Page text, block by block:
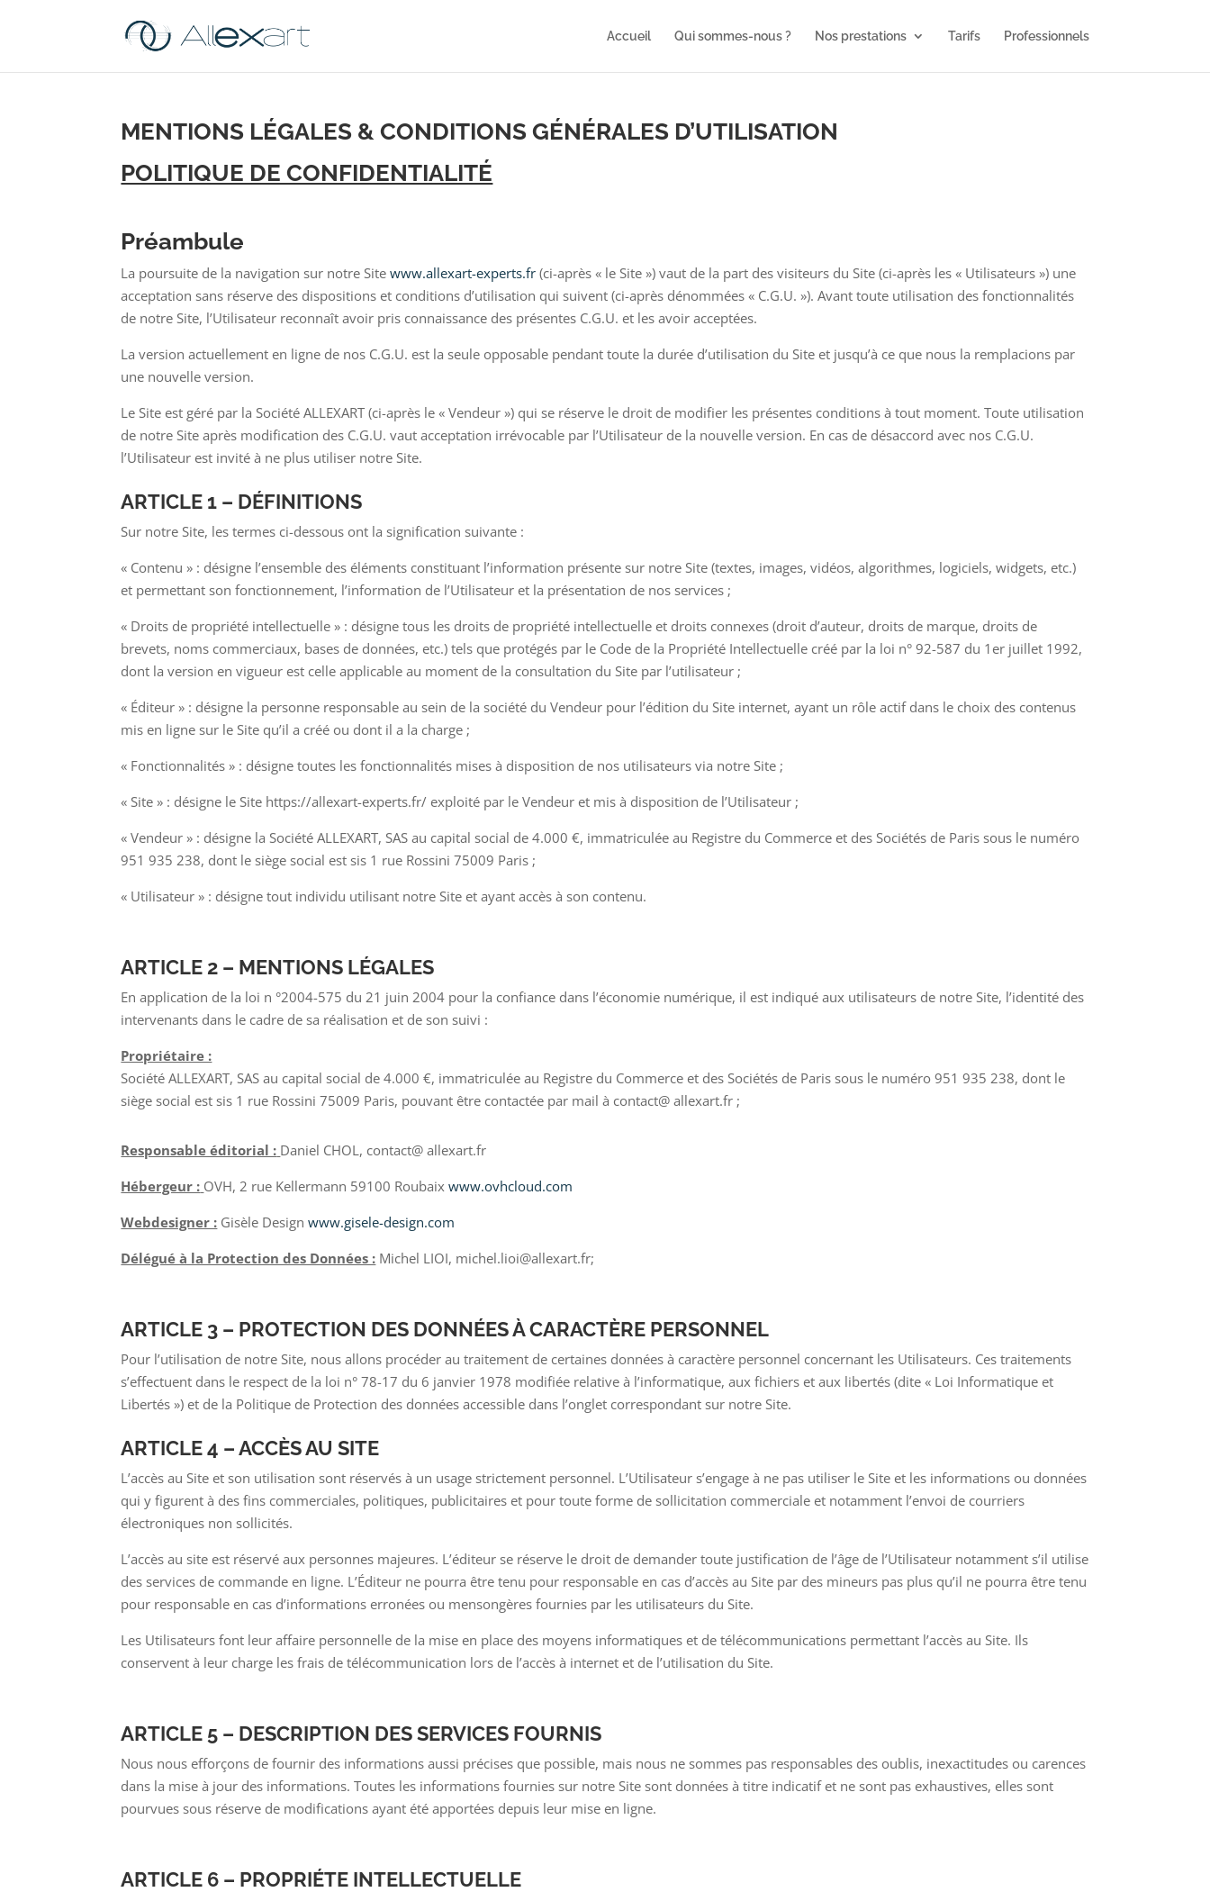
Accueil Qui sommes-nous ? Nos prestations Tarifs Professionnels
MENTIONS LÉGALES & CONDITIONS GÉNÉRALES D’UTILISATION
POLITIQUE DE CONFIDENTIALITÉ
Préambule
La poursuite de la navigation sur notre Sitewww.allexart-experts.fr (ci-après « le Site ») vaut de la part des visiteurs du Site (ci-après les « Utilisateurs ») une
acceptation sans réserve des dispositions et conditions d’utilisation qui suivent (ci-après dénommées « C.G.U. »). Avant toute utilisation des fonctionnalités
de notre Site, l’Utilisateur reconnaît avoir pris connaissance des présentes C.G.U. et les avoir acceptées.
La version actuellement en ligne de nos C.G.U. est la seule opposable pendant toute la durée d’utilisation du Site et jusqu’à ce que nous la remplacions par
une nouvelle version.
Le Site est géré par la Société ALLEXART (ci-après le « Vendeur ») qui se réserve le droit de modifier les présentes conditions à tout moment. Toute utilisation
de notre Site après modification des C.G.U. vaut acceptation irrévocable par l’Utilisateur de la nouvelle version. En cas de désaccord avec nos C.G.U.
l’Utilisateur est invité à ne plus utiliser notre Site.
ARTICLE 1 – DÉFINITIONS
Sur notre Site, les termes ci-dessous ont la signification suivante :
« Contenu » : désigne l’ensemble des éléments constituant l’information présente sur notre Site (textes, images, vidéos, algorithmes, logiciels, widgets, etc.)
et permettant son fonctionnement, l’information de l’Utilisateur et la présentation de nos services ;
« Droits de propriété intellectuelle » : désigne tous les droits de propriété intellectuelle et droits connexes (droit d’auteur, droits de marque, droits de
brevets, noms commerciaux, bases de données, etc.) tels que protégés par le Code de la Propriété Intellectuelle créé par la loi n° 92-587 du 1er juillet 1992,
dont la version en vigueur est celle applicable au moment de la consultation du Site par l’utilisateur ;
« Éditeur » : désigne la personne responsable au sein de la société du Vendeur pour l’édition du Site internet, ayant un rôle actif dans le choix des contenus
mis en ligne sur le Site qu’il a créé ou dont il a la charge ;
« Fonctionnalités » : désigne toutes les fonctionnalités mises à disposition de nos utilisateurs via notre Site ;
« Site » : désigne le Site https://allexart-experts.fr/ exploité par le Vendeur et mis à disposition de l’Utilisateur ;
« Vendeur » : désigne la Société ALLEXART, SAS au capital social de 4.000 €, immatriculée au Registre du Commerce et des Sociétés de Paris sous le numéro
951 935 238, dont le siège social est sis 1 rue Rossini 75009 Paris ;
« Utilisateur » : désigne tout individu utilisant notre Site et ayant accès à son contenu.
ARTICLE 2 – MENTIONS LÉGALES
En application de la loi n °2004-575 du 21 juin 2004 pour la confiance dans l’économie numérique, il est indiqué aux utilisateurs de notre Site, l’identité des
intervenants dans le cadre de sa réalisation et de son suivi :
Propriétaire :
Société ALLEXART, SAS au capital social de 4.000 €, immatriculée au Registre du Commerce et des Sociétés de Paris sous le numéro 951 935 238, dont le
siège social est sis 1 rue Rossini 75009 Paris, pouvant être contactée par mail à contact@ allexart.fr ;
Responsable éditorial : Daniel CHOL, contact@ allexart.fr
Hébergeur : OVH, 2 rue Kellermann 59100 Roubaixwww.ovhcloud.com
Webdesigner : Gisèle Designwww.gisele-design.com
Délégué à la Protection des Données : Michel LIOI, michel.lioi@allexart.fr;
ARTICLE 3 – PROTECTION DES DONNÉES À CARACTÈRE PERSONNEL
Pour l’utilisation de notre Site, nous allons procéder au traitement de certaines données à caractère personnel concernant les Utilisateurs. Ces traitements
s’effectuent dans le respect de la loi n° 78-17 du 6 janvier 1978 modifiée relative à l’informatique, aux fichiers et aux libertés (dite « Loi Informatique et
Libertés ») et de la Politique de Protection des données accessible dans l’onglet correspondant sur notre Site.
ARTICLE 4 – ACCÈS AU SITE
L’accès au Site et son utilisation sont réservés à un usage strictement personnel. L’Utilisateur s’engage à ne pas utiliser le Site et les informations ou données
qui y figurent à des fins commerciales, politiques, publicitaires et pour toute forme de sollicitation commerciale et notamment l’envoi de courriers
électroniques non sollicités.
L’accès au site est réservé aux personnes majeures. L’éditeur se réserve le droit de demander toute justification de l’âge de l’Utilisateur notamment s’il utilise
des services de commande en ligne. L’Éditeur ne pourra être tenu pour responsable en cas d’accès au Site par des mineurs pas plus qu’il ne pourra être tenu
pour responsable en cas d’informations erronées ou mensongères fournies par les utilisateurs du Site.
Les Utilisateurs font leur affaire personnelle de la mise en place des moyens informatiques et de télécommunications permettant l’accès au Site. Ils
conservent à leur charge les frais de télécommunication lors de l’accès à internet et de l’utilisation du Site.
ARTICLE 5 – DESCRIPTION DES SERVICES FOURNIS
Nous nous efforçons de fournir des informations aussi précises que possible, mais nous ne sommes pas responsables des oublis, inexactitudes ou carences
dans la mise à jour des informations. Toutes les informations fournies sur notre Site sont données à titre indicatif et ne sont pas exhaustives, elles sont
pourvues sous réserve de modifications ayant été apportées depuis leur mise en ligne.
ARTICLE 6 – PROPRIÉTE INTELLECTUELLE